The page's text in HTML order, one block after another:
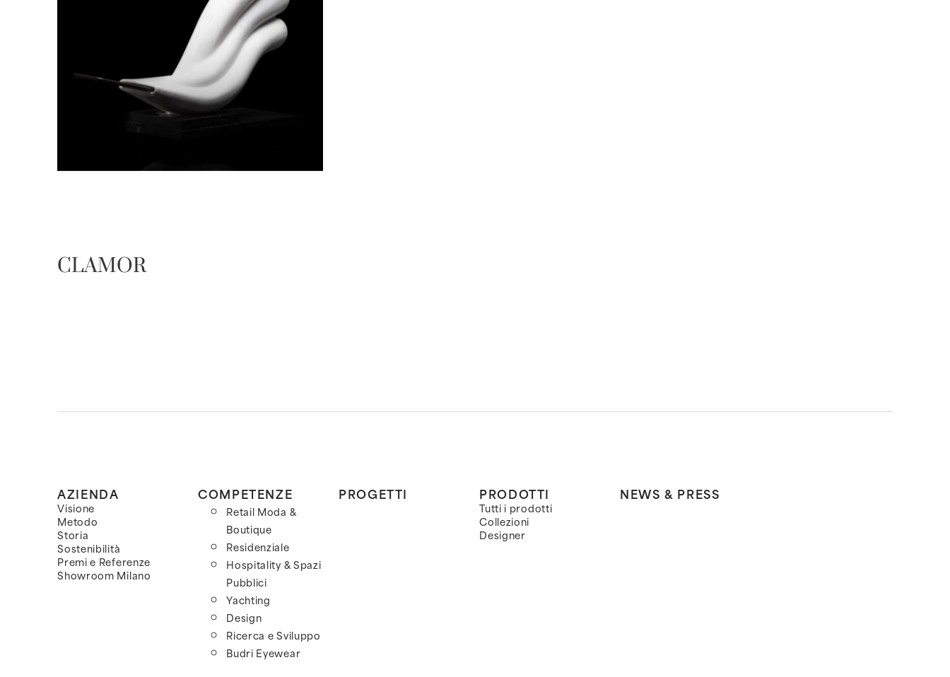
CLAMOR
AZIENDA
Visione
Metodo
Storia
Sostenibilità
Premi e Referenze
Showroom Milano
COMPETENZE
Retail Moda &
Boutique
Residenziale
Hospitality & Spazi
Pubblici
Yachting
Design
Ricerca e Sviluppo
Budri Eyewear
PROGETTI PRODOTTI
Tutti i prodotti
Collezioni
Designer
NEWS & PRESS